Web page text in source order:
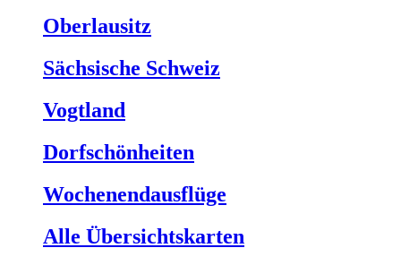
Oberlausitz
Sächsische Schweiz
Vogtland
Dorfschönheiten
Wochenendausflüge
Alle Übersichtskarten